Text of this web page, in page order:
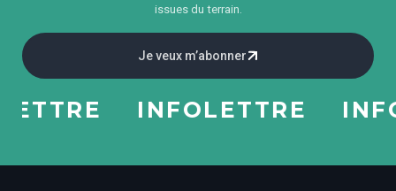
issues du terrain.
Je veux m’abonner
INFOLETTRE